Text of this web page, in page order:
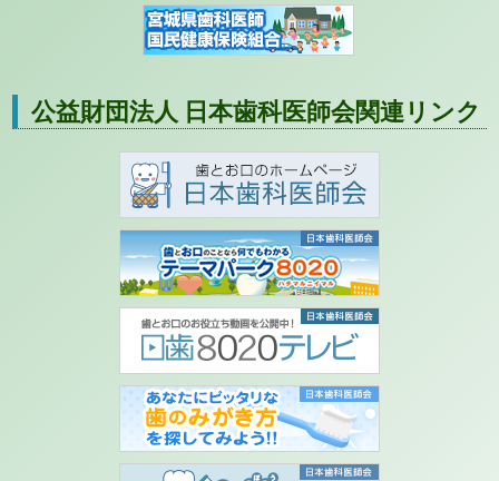
公益財団法人 日本歯科医師会関連リンク